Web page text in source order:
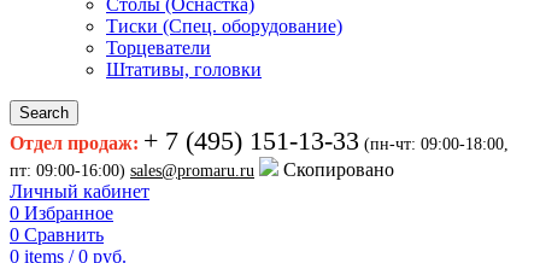
Столы (Оснастка)
Тиски (Спец. оборудование)
Торцеватели
Штативы, головки
Search
Отдел продаж: + 7 (495) 151-13-33 (пн-чт: 09:00-18:00,
пт: 09:00-16:00) sales@promaru.ru
Скопировано
Личный кабинет
0 Избранное
0 Сравнить
0 items / 0 руб.